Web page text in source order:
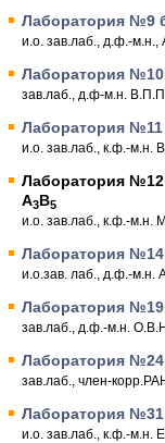
Лаборатория №9
и.о. зав.лаб., д.ф.-м.н.,
Лаборатория №10
зав.лаб., д.ф-м.н.
Лаборатория №11
и.о. зав.лаб., к.ф.-м.н.
Лаборатория №12
A3B5
и.о. зав.лаб., к.ф.-м.н.
Лаборатория №14
и.о.зав. лаб., д.ф.-м.н.
Лаборатория №19
зав.лаб., д.ф.-м.н.
Лаборатория №24
зав.лаб., член-
Лаборатория №31
и.о. зав.лаб., к.ф.-м.н.